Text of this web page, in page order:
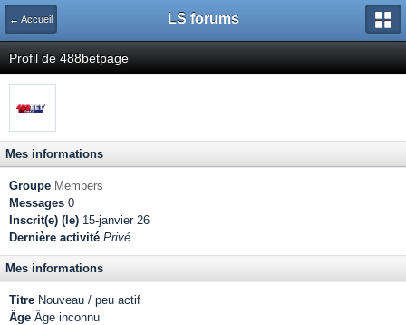
← Accueil LS forums
Profil de 488betpage
Mes informations
Groupe Members
Messages 0
Inscrit(e) (le) 15-janvier 26
Dernière activité Privé
Mes informations
Titre Nouveau / peu actif
Âge Âge inconnu